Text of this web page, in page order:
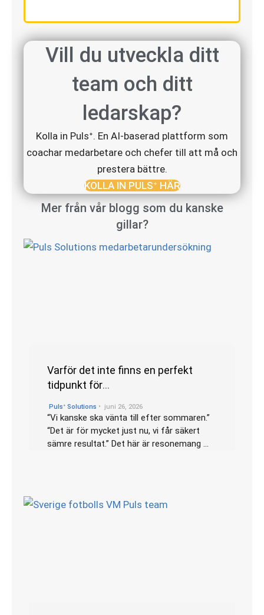
Vill du utveckla ditt
team och ditt
ledarskap?
Kolla in Pulsᐩ. En AI-baserad plattform som
coachar medarbetare och chefer till att må och
prestera bättre.
KOLLA IN PULSᐩ HÄR
Mer från vår blogg som du kanske
gillar?
Varför det inte finns en perfekt
tidpunkt för
Pulsᐩ Solutions • juni 26, 2026
“Vi kanske ska vänta till efter sommaren.”
“Det är för mycket just nu, vi får säkert
sämre resultat.” Det här är resonemang …